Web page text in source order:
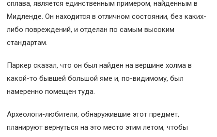
сплава, является единственным примером, найденным в
Мидленде. Он находится в отличном состоянии, без каких-
либо повреждений, и отделан по самым высоким
стандартам.
Паркер сказал, что он был найден на вершине холма в
какой-то бывшей большой яме и, по-видимому, был
намеренно помещен туда.
Археологи-любители, обнаружившие этот предмет,
планируют вернуться на это место этим летом, чтобы